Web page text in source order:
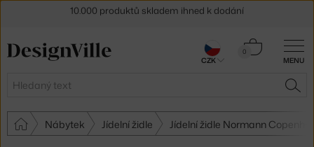
MENU
Hledat
0
Košík
Nábytek Jídelní židle Jídelní židle Normann
30 dní na vrácení zboží
CZK